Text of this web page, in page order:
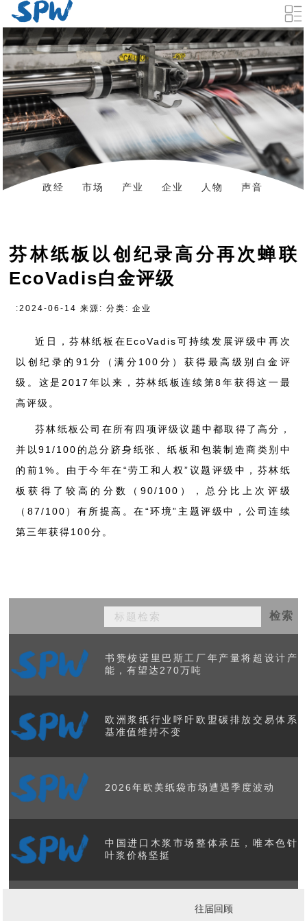
政经 市场 产业 企业 人物
声音
芬林纸板以创纪录高分再次蝉联
EcoVadis白金评级
:2024-06-14 来源: 分类: 企业
近日，芬林纸板在EcoVadis可持续发展评级中再次
以创纪录的91分（满分100分）获得最高级别白金评
级。这是2017年以来，芬林纸板连续第8年获得这一最
高评级。
芬林纸板公司在所有四项评级议题中都取得了高分，
并以91/100的总分跻身纸张、纸板和包装制造商类别中
的前1%。由于今年在“劳工和人权”议题评级中，芬林纸
板获得了较高的分数（90/100），总分比上次评级
（87/100）有所提高。在“环境”主题评级中，公司连续
第三年获得100分。
检索
书赞桉诺里巴斯工厂年产量将超设计产
能，有望达270万吨
欧洲浆纸行业呼吁欧盟碳排放交易体系
基准值维持不变
2026年欧美纸袋市场遭遇季度波动
中国进口木浆市场整体承压，唯本色针
叶浆价格坚挺
美国造纸工业产能与产量数据发布 核心
往届回顾